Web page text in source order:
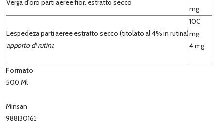
Verga d'oro parti aeree fior. estratto secco
mg
Lespedeza parti aeree estratto secco (titolato al 4% in rutina)
apporto di rutina
100
mg
4 mg
Formato
500 Ml
Minsan
988130163